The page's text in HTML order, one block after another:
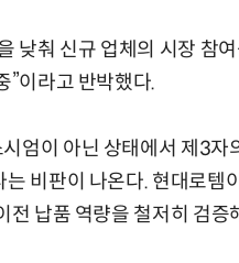
낮춰 신규 업체의 시장 참
”이라고 반박했다.
엄이 아닌 상태에서 제3
비판이 나온다. 현대로템
전 납품 역량을 철저히 검증